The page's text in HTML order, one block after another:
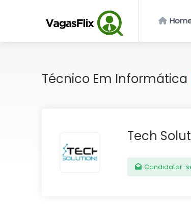
Técnico Em Informática
Tech
Candidatar-